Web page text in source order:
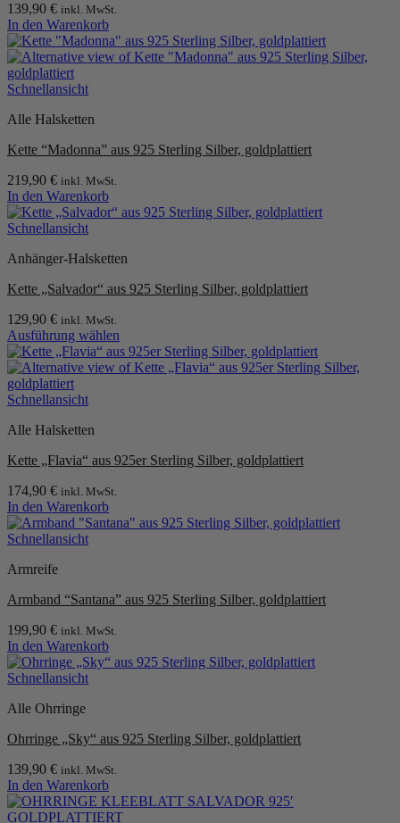
139,90 € inkl. MwSt.
In den Warenkorb
Schnellansicht
Alle Halsketten
Kette “Madonna” aus 925 Sterling Silber, goldplattiert
219,90 € inkl. MwSt.
In den Warenkorb
Schnellansicht
Anhänger-Halsketten
Kette „Salvador“ aus 925 Sterling Silber, goldplattiert
129,90 € inkl. MwSt.
Ausführung wählen
Dieses
Produkt
weist
mehrere
auf.
Optionen
auf
der
Produktseite
gewählt
Schnellansicht
Alle Halsketten
Kette „Flavia“ aus 925er Sterling Silber, goldplattiert
174,90 € inkl. MwSt.
In den Warenkorb
Schnellansicht
Armreife
Armband “Santana” aus 925 Sterling Silber, goldplattiert
199,90 € inkl. MwSt.
In den Warenkorb
Schnellansicht
Alle Ohrringe
Ohrringe „Sky“ aus 925 Sterling Silber, goldplattiert
139,90 € inkl. MwSt.
In den Warenkorb